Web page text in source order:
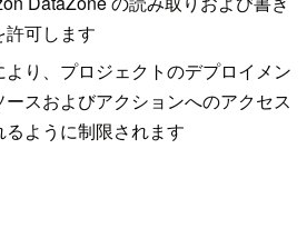
可します
より、プロジェクトのデプロイメン
ースおよびアクションへのアクセス
ように制限されます